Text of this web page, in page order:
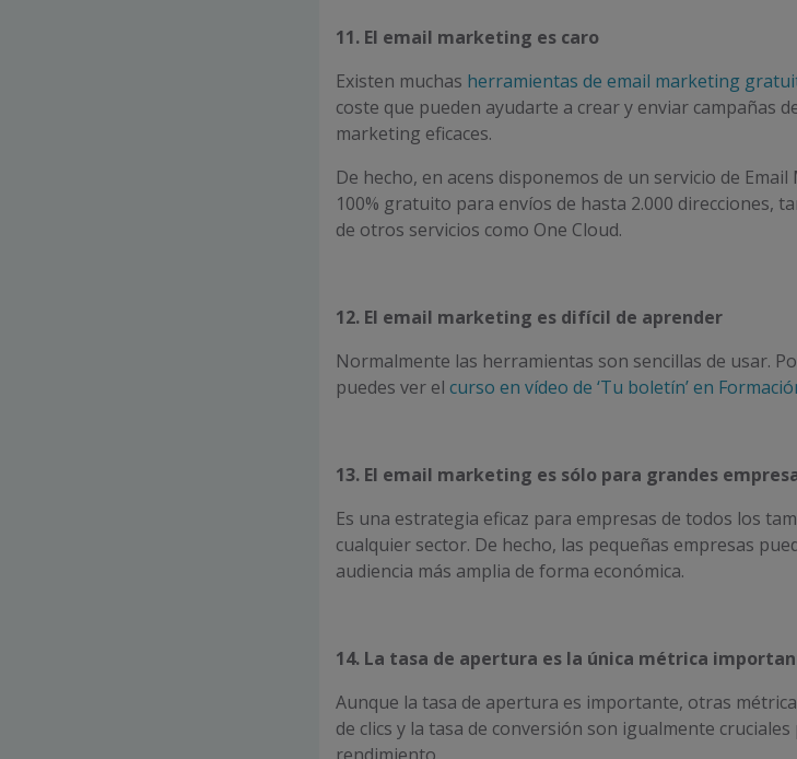
11. El email marketing es caro
Existen muchas herramientas de email marketing
coste que pueden ayudarte a crear y enviar campañas
marketing eficaces.
De hecho, en acens disponemos de un servicio de
100% gratuito para envíos de hasta 2.000 direcciones,
de otros servicios como One Cloud.
12. El email marketing es difícil de aprender
Normalmente las herramientas son sencillas de usar.
puedes ver el curso en vídeo de ‘Tu boletín’ en
13. El email marketing es sólo para grandes
Es una estrategia eficaz para empresas de todos los
cualquier sector. De hecho, las pequeñas empresas
audiencia más amplia de forma económica.
14. La tasa de apertura es la única métrica
Aunque la tasa de apertura es importante, otras
de clics y la tasa de conversión son igualmente